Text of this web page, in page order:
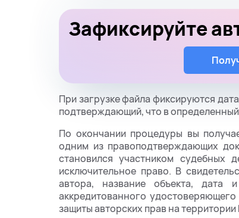
Зафиксируйте
При загрузке файла фиксируются
подтверждающий, что в
По окончании процедуры вы
одним из правоподтверждающих
становился участником судебных
исключительное право. В
автора, название объекта,
аккредитованного
защиты авторских прав на